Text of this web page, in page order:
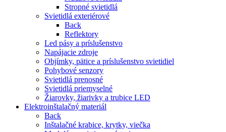
Stropné svietidlá
Svietidlá exteriérové
Back
Reflektory
Led pásy a príslušenstvo
Napájacie zdroje
Objímky, pätice a príslušenstvo svietidiel
Pohybové senzory
Svietidlá prenosné
Svietidlá priemyselné
Žiarovky, žiarivky a trubice LED
Elektroinštalačný materiál
Back
Inštalačné krabice, krytky, viečka